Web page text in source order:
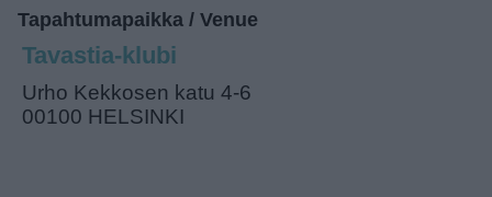
Tapahtumapaikka / Venue
Tavastia-klubi
Urho Kekkosen katu 4-6
00100 HELSINKI